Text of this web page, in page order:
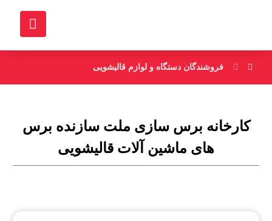
فروشندگان دستگاه و لوازم قالیشویی
کارخانه برس سازی ملت سازنده برس
های ماشین آلات قالیشویی